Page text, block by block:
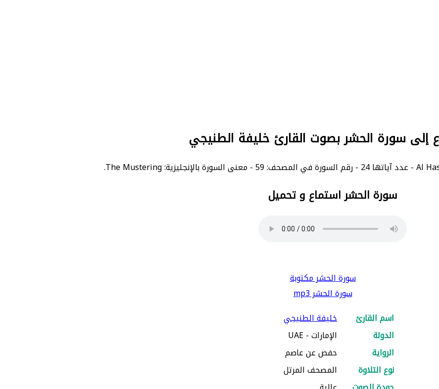
إلى سورة الحشر بصوت القارئ خليفة الطنيجي
سورة الحشر استماع و تحميل
سورة الحشر مكتوبة
سورة الحشر mp3
اسم القارئ
خليفة الطنيجي
الدولة
الإمارات - UAE
الرواية
حفص عن عاصم
نوع التلاوة
المصحف المرتل